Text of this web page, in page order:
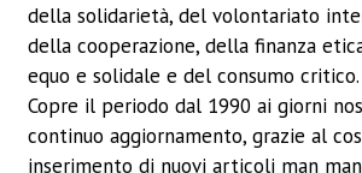
della solidarietà, del volontariato
della cooperazione, della finanza
equo e solidale e del consumo critico.
Copre il periodo dal 1990 ai giorni
continuo aggiornamento, grazie al
inserimento di nuovi articoli man